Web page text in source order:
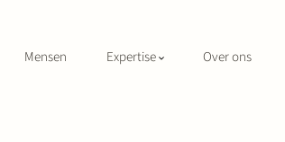
Mensen Expertise Over ons